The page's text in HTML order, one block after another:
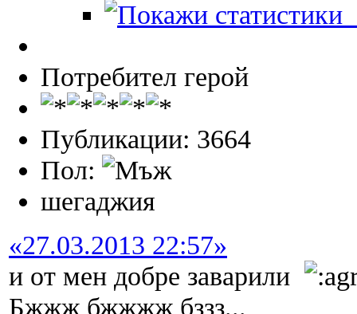
Потребител герой
Публикации: 3664
Пол:
шегаджия
«27.03.2013 22:57»
и от мен добре заварили
Бжжж бжжжж бззз...